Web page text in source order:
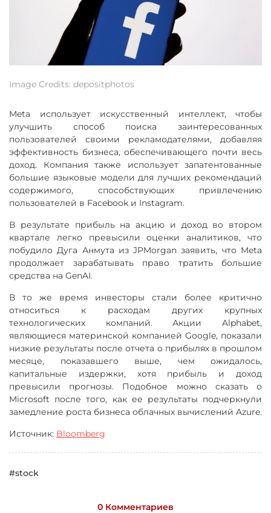
Image Credits: depositphotos
Meta использует искусственный интеллект, чтобы
улучшить способ поиска заинтересованных
пользователей своими рекламодателями, добавляя
эффективность бизнеса, обеспечивающего почти весь
доход. Компания также использует запатентованные
большие языковые модели для лучших рекомендаций
содержимого, способствующих привлечению
пользователей в Facebook и Instagram.
В результате прибыль на акцию и доход во втором
квартале легко превысили оценки аналитиков, что
побудило Дуга Анмута из JPMorgan заявить, что Meta
продолжает зарабатывать право тратить большие
средства на GenAI.
В то же время инвесторы стали более критично
относиться к расходам других крупных
технологических компаний. Акции Alphabet,
являющиеся материнской компанией Google, показали
низкие результаты после отчета о прибылях в прошлом
месяце, показавшего выше, чем ожидалось,
капитальные издержки, хотя прибыль и доход
превысили прогнозы. Подобное можно сказать о
Microsoft после того, как ее результаты подчеркнули
замедление роста бизнеса облачных вычислений Azure.
Источник: Bloomberg
#stock
0 Комментариев